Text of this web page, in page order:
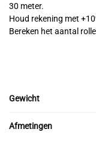
30 meter.
Houd rekening met
Bereken het aantal
Gewicht
Afmetingen